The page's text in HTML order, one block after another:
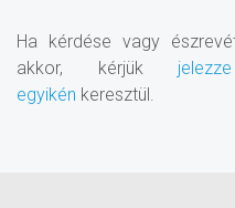
Ha kérdése vagy
akkor, kérjük
egyikén keresztül.